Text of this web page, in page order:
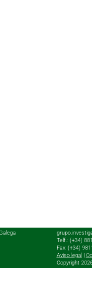
Telf.: (+34)
Fax: (+34)
Aviso legal
Copyright